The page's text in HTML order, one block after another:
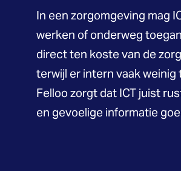
In een zorgomgeving mag
werken of onderweg
direct ten koste van de
terwijl er intern vaak
Felloo zorgt dat ICT juist
en gevoelige informatie